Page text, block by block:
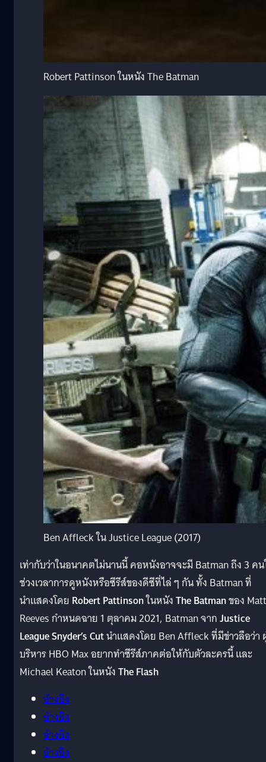
Robert Pattinson ในหนัง The Batman
Ben Affleck ใน Justice League (2017)
เท่ากับว่าในอนาคตไม่นานนี้ คอหนังอาจจะมี Batman ถึง 3 ค
ช่วงเวลาการดูหนังหรือซีรีส์ของดีซีที่ไล่ ๆ กัน ทั้ง Batman ที่
นำแสดงโดย Robert PattinsonในหนังThe Batmanของ Matt
Reeves กำหนดฉาย 1 ตุลาคม 2021, Batman จากJustice
League Snyder’s Cutนำแสดงโดย Ben Affleck ที่มีข่าวลือว่า
บริหาร HBO Max อยากทำซีรีส์ภาคต่อให้กับตัวละครนี้ และ
Michael Keaton ในหนังThe Flash
อ้างอิง
อ้างอิง
อ้างอิง
อ้างอิง